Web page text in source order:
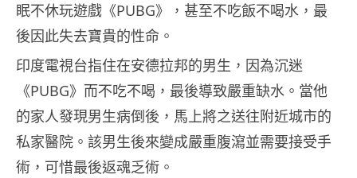
眠不休玩遊戲《PUBG》，甚至不吃飯不喝水，最
後因此失去寶貴的性命。
印度電視台指住在安德拉邦的男生，因為沉迷
《PUBG》而不吃不喝，最後導致嚴重缺水。當他
的家人發現男生病倒後，馬上將之送往附近城市的
私家醫院。該男生後來變成嚴重腹瀉並需要接受手
術，可惜最後返魂乏術。